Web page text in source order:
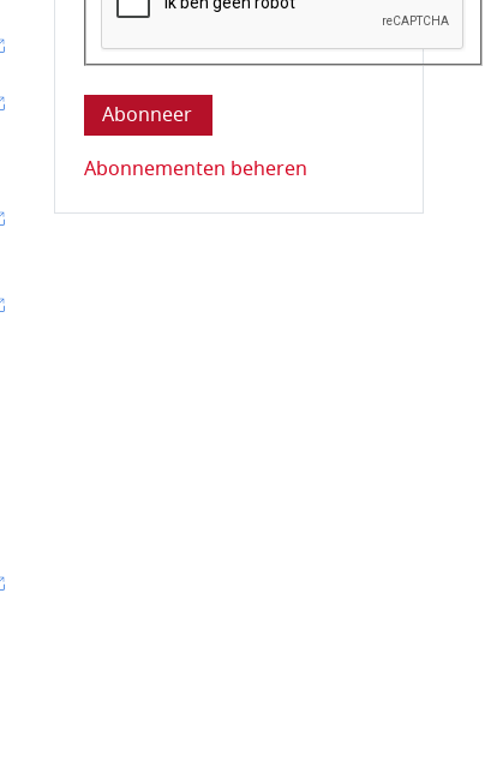
Deze vraag is om te controleren dat u
Abonnementen beheren